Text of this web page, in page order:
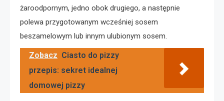
żaroodpornym, jedno obok drugiego, a następnie
polewa przygotowanym wcześniej sosem
beszamelowym lub innym ulubionym sosem.
Zobacz Ciasto do pizzy
przepis: sekret idealnej
domowej pizzy